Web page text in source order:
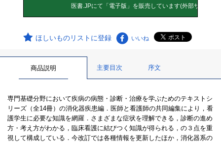
ほしいものリストに登録 いいね
商品説明 主要目次 序文
専門基礎分野において疾病の病態・診断・治療を学ぶためのテキストシ
リーズ（全14冊）の消化器疾患編．医師と看護師の共同編集により，看
護学生に必要な知識を網羅．さまざまな症状を理解できる，診断の進め
方・考え方がわかる，臨床看護に結びつく知識が得られる，の３点を重
視して構成している．今改訂では各種情報を更新したほか，消化器系の